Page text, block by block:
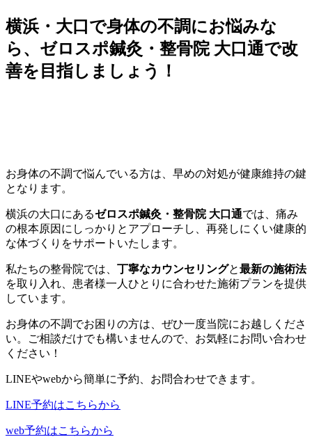
横浜・大口で身体の不調にお悩みな
ら、ゼロスポ鍼灸・整骨院 大口通で改
善を目指しましょう！
お身体の不調で悩んでいる方は、早めの対処が健康維持の鍵
となります。
横浜の大口にあるゼロスポ鍼灸・整骨院 大口通では、痛み
の根本原因にしっかりとアプローチし、再発しにくい健康的
な体づくりをサポートいたします。
私たちの整骨院では、 丁寧なカウンセリングと最新の施術法
を取り入れ、患者様一人ひとりに合わせた施術プランを提供
しています。
お身体の不調でお困りの方は、ぜひ一度当院にお越しくださ
い。ご相談だけでも構いませんので、お気軽にお問い合わせ
ください！
LINEやwebから簡単に予約、お問合わせできます。
LINE予約はこちらから
web予約はこちらから